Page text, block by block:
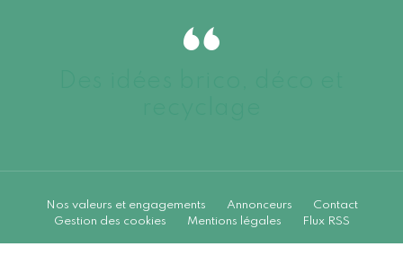
Nos valeurs et engagements Annonceurs
Contact
Gestion des cookies
Mentions légales Flux RSS